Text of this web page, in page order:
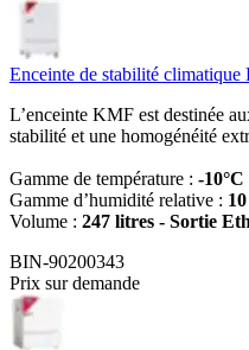
Enceinte de stabilité
L’enceinte KMF est destinée
stabilité et une homogénéité
Gamme de température : -10°C
Gamme d’humidité relative :
Volume : 247 litres - Sortie
BIN-90200343
Prix sur demande